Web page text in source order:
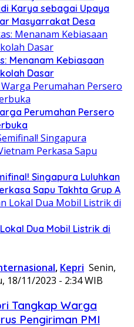
Karya sebagai Upaya
Masyarrakat Desa
Menanam Kebiasaan
Dasar
Perumahan Persero
Singapura Luluhkan
Sapu Takhta Grup A
Dua Mobil Listrik di
, Kepri Senin,
18/11/2023 - 2:34 WIB
Tangkap Warga
Pengiriman PMI